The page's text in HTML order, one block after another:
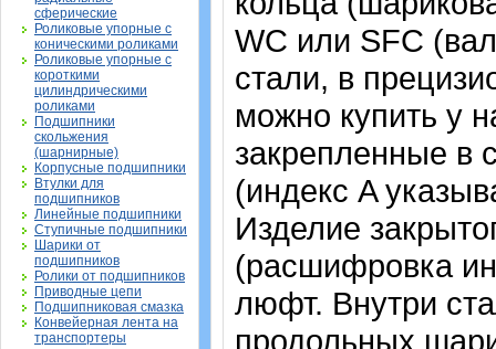
сферические
Роликовые упорные с
коническими роликами
Роликовые упорные с
короткими
цилиндрическими
роликами
Подшипники
скольжения
(шарнирные)
Корпусные подшипники
Втулки для
подшипников
Линейные подшипники
Ступичные подшипники
Шарики от
подшипников
Ролики от подшипников
Приводные цепи
Подшипниковая смазка
Конвейерная лента на
транспортеры
WC или SFC
стали, в
можно купить у
закрепленные в
(индекс A
Изделие
(расшифровка
люфт. Внутри
продольных